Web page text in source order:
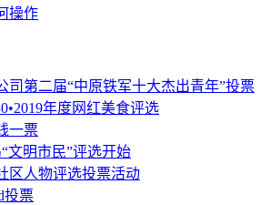
操作
司第二届“中原铁军十大杰出青年”投票
年度网红美食评选
一票
文明市民”评选开始
区人物评选投票活动
投票